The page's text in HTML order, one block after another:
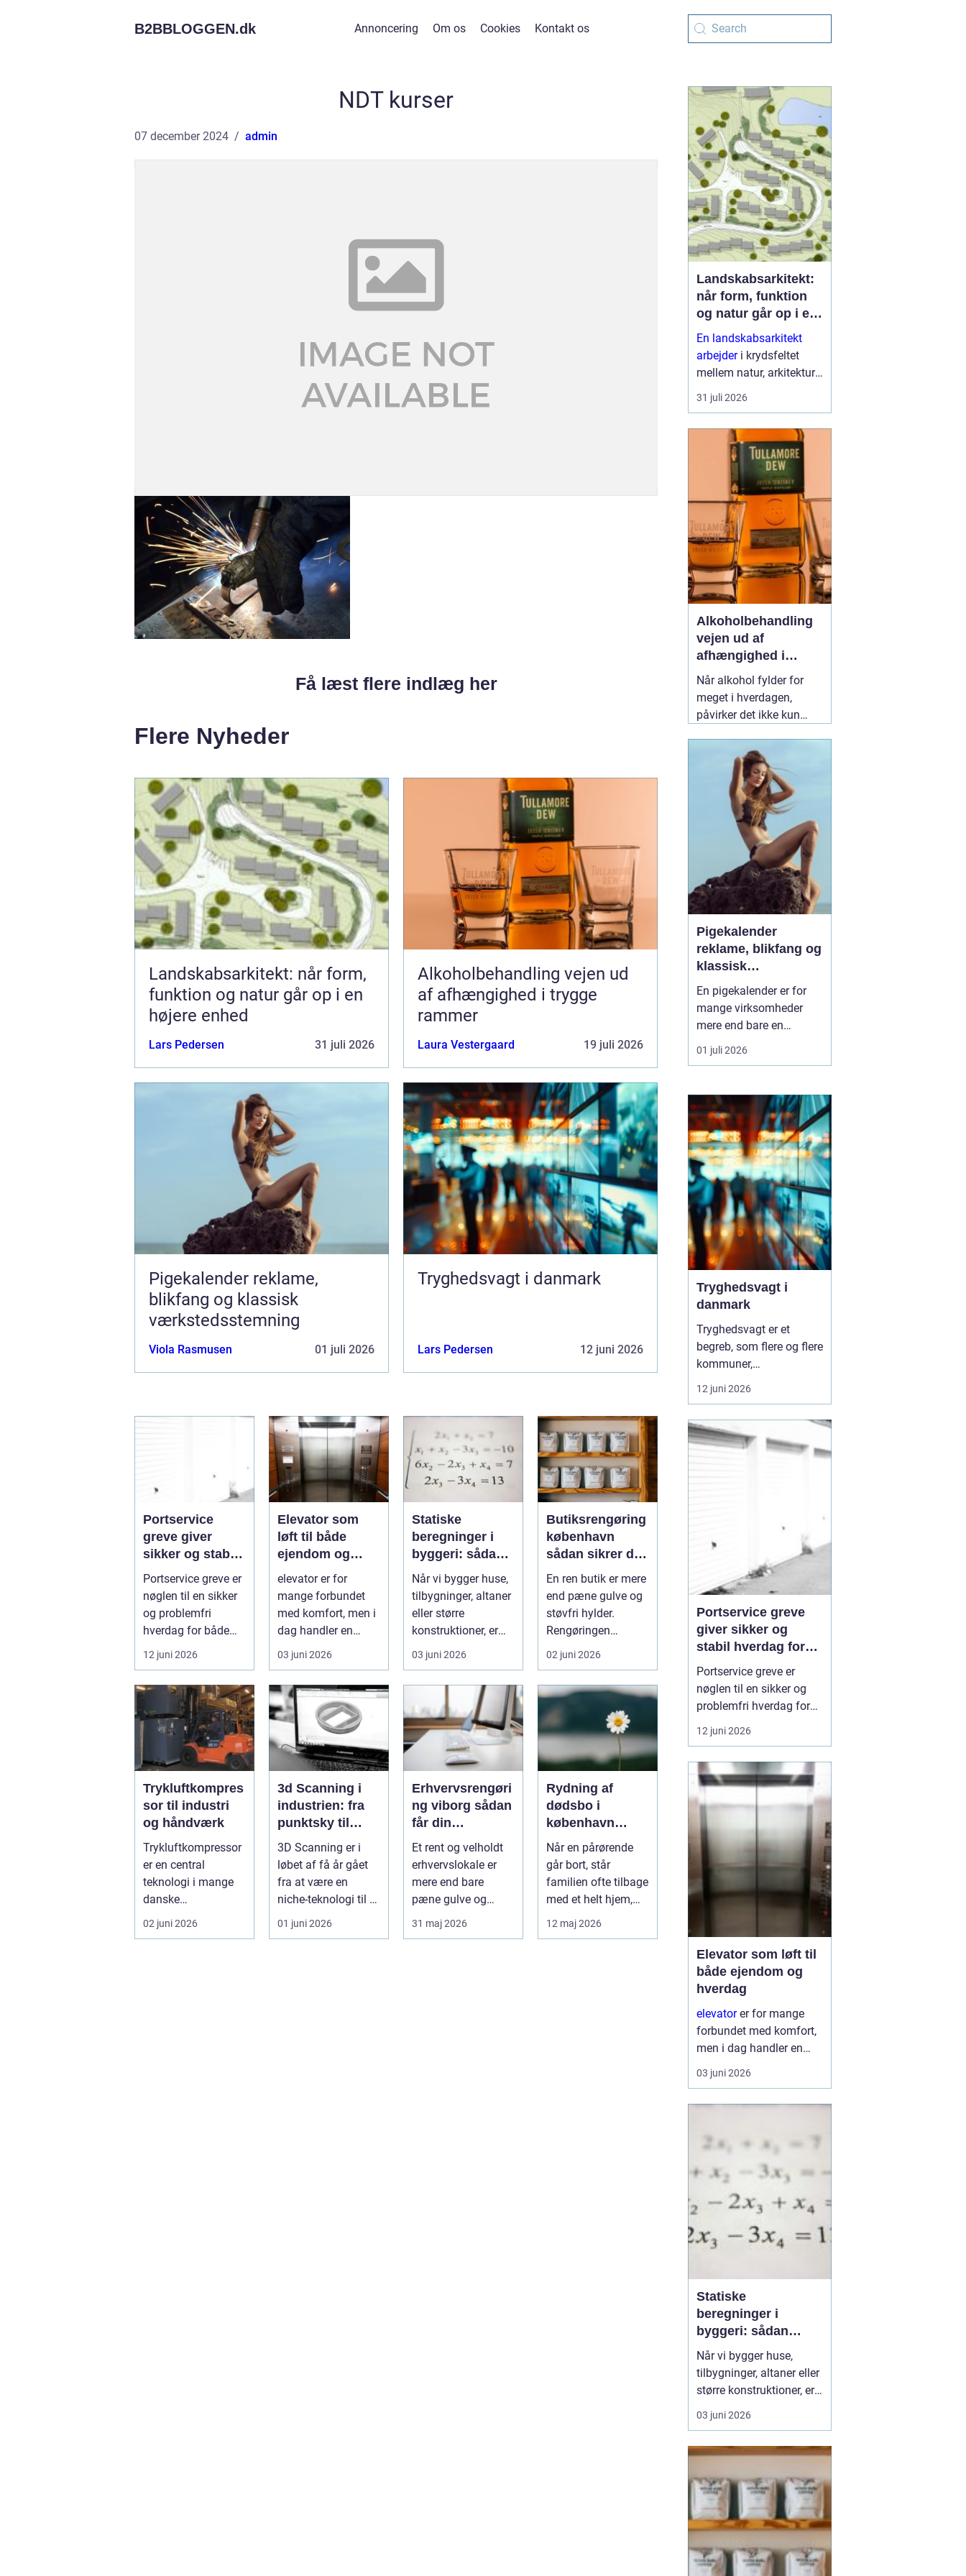
B2BBLOGGEN.dk Annoncering Om os Cookies Kontakt os
NDT kurser
07 december 2024 admin
Få læst flere indlæg her
Flere Nyheder
Landskabsarkitekt: når form,
funktion og natur går op i en
højere enhed
Lars Pedersen 31 juli 2026
Alkoholbehandling vejen ud
af afhængighed i trygge
rammer
Laura Vestergaard 19 juli 2026
Pigekalender reklame,
blikfang og klassisk
værkstedsstemning
Viola Rasmusen 01 juli 2026
Tryghedsvagt i danmark
Lars Pedersen 12 juni 2026
Portservice
greve giver
sikker og stabil
hverdag for
porte
Portservice greve er
nøglen til en sikker
og problemfri
hverdag for både
private og
virksomheder, de...
12 juni 2026
Elevator som
løft til både
ejendom og
hverdag
elevator er for
mange forbundet
med komfort, men i
dag handler en
moderne elevator
lige så meg...
03 juni 2026
Statiske
beregninger i
byggeri: sådan
skaber de
sikkerhed og
tryghed
Når vi bygger huse,
tilbygninger, altaner
eller større
konstruktioner, er
der én ting, der altid
ska...
03 juni 2026
Butiksrengøring
københavn
sådan sikrer du
en indbydende
butik hver dag
En ren butik er mere
end pæne gulve og
støvfri hylder.
Rengøringen
påvirker kundernes
førstehåndsind...
02 juni 2026
Trykluftkompres
sor til industri
og håndværk
Trykluftkompressor
er en central
teknologi i mange
danske
virksomheder, hvor
stabil forsyning af
02 juni 2026
3d Scanning i
industrien: fra
punktsky til
præcist
projektgrundlag
3D Scanning er i
løbet af få år gået
fra at være en
niche-teknologi til at
være et helt
almindeligt ...
01 juni 2026
Erhvervsrengøri
ng viborg sådan
får din
virksomhed
mere tid og
arbejdsmiljø
Et rent og velholdt
erhvervslokale er
mere end bare
pæne gulve og
blanke overflader.
Rengøringen påv...
31 maj 2026
Rydning af
dødsbo i
københavn
sådan foregår
en tryg og
effektiv proces
Når en pårørende
går bort, står
familien ofte tilbage
med et helt hjem,
der skal ryddes.
Møbler, per...
12 maj 2026
Landskabsarkitekt:
når form, funktion
og natur går op i en
højere enhed
En landskabsarkitekt
arbejderi krydsfeltet
mellem natur, arkitektur
og menneskers hverdag.
Opgaven er at skabe
smukke, funktionelle og
langtidsholdbare. Det
31 juli 2026
Alkoholbehandling
vejen ud af
afhængighed i
trygge rammer
Når alkohol fylder for
meget i hverdagen,
påvirker det ikke kun
relationer, arbejde og
livskvalitet. Mange
forsøger at skære ned på
egen hånd, men ender
igen og igen det samme
sted. Her kan
professionel 19 juli 2026
Pigekalender
reklame, blikfang og
klassisk
værkstedsstemning
En pigekalender er for
mange virksomheder
mere end bare en
kalender. Den hænger
synligt fremme, skaber
hver eneste dag året
rundt. Samtidig fungerer
den som reklame, der
næsten ikke kan undgås
at blive set.
Kombinationen af f...
01 juli 2026
Tryghedsvagt i
danmark
Tryghedsvagt er et
begreb, som flere og flere
kommuner,
boligforeninger og
private aktører arbejder
mere ro i hverdagen.
Tryghedsvagten
12 juni 2026
Portservice greve
giver sikker og
stabil hverdag for
porte
Portservice greve er
nøglen til en sikker og
problemfri hverdag for
både private og
virksomheder, der
industriporte eller
specialporte i den
daglige drift. Når en port
ikke fungerer, som den
skal, kan det skabe både
sikkerhedsri...
12 juni 2026
Elevator som løft til
både ejendom og
hverdag
elevatorer for mange
forbundet med komfort,
men i dag handler en
moderne elevator lige så
meget om
langsigtede værdi. En
veldesignet og
gennemtæ...
03 juni 2026
Statiske
beregninger i
byggeri: sådan
skaber de sikkerhed
og tryghed
Når vi bygger huse,
tilbygninger, altaner eller
større konstruktioner, er
der én ting, der altid skal
være på plads:
statiske beregninger en
central rolle. De v...
03 juni 2026